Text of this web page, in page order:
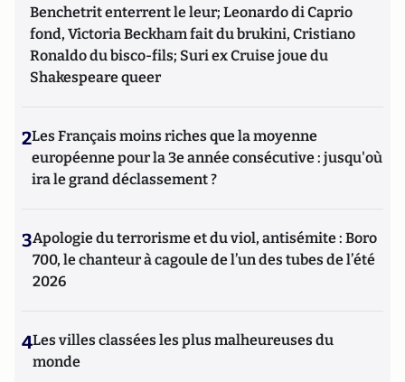
Benchetrit enterrent le leur; Leonardo di Caprio
fond, Victoria Beckham fait du brukini, Cristiano
Ronaldo du bisco-fils; Suri ex Cruise joue du
Shakespeare queer
2Les Français moins riches que la moyenne
européenne pour la 3e année consécutive : jusqu'où
ira le grand déclassement ?
3Apologie du terrorisme et du viol, antisémite : Boro
700, le chanteur à cagoule de l’un des tubes de l’été
2026
4Les villes classées les plus malheureuses du
monde